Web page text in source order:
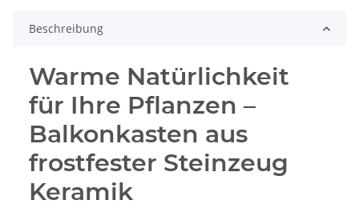
Beschreibung
Warme Natürlichkeit
für Ihre Pflanzen –
Balkonkasten aus
frostfester Steinzeug
Keramik